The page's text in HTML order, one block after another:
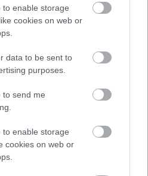
to enable storage
cookies on web or
data to be sent to
purposes.
to send me
to enable storage
cookies on web or
hívja fel olvasóit a
be!
sem halkult a "Motherless"-
hogy egy darkwebes
lőtt fotókat manipulálva,
gyilkos szándékokkal,
gyanútlanul használó